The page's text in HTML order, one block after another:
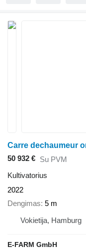
Carre dechaumeur
50 932 € Su PVM
Kultivatorius
2022
Dengimas 5 m
Vokietija, Hamburg
E-FARM GmbH